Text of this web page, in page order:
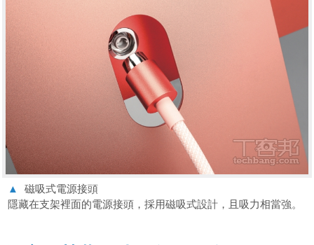
▲
磁吸式電源接頭
隱藏在支架裡面的電源接頭，採用磁吸式設計，且吸力相當強。